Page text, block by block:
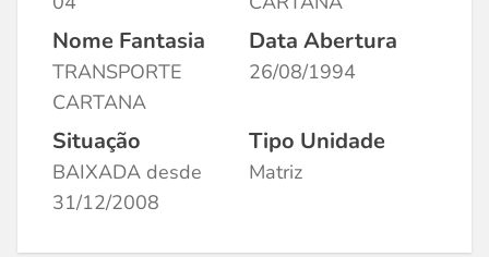
Nome Fantasia
TRANSPORTE
CARTANA
Data Abertura
26/08/1994
Situação
BAIXADA desde
31/12/2008
Tipo Unidade
Matriz